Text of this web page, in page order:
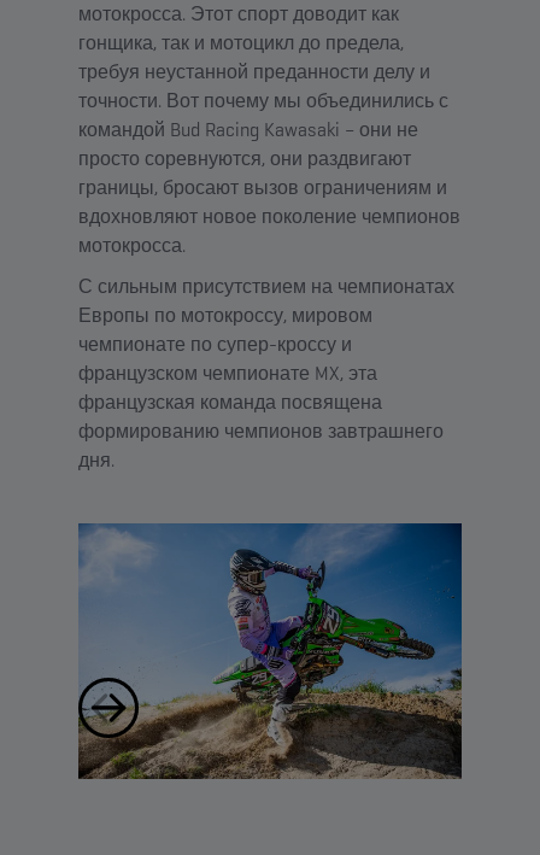
мотокросса. Этот спорт доводит как
гонщика, так и мотоцикл до предела,
требуя неустанной преданности делу и
точности. Вот почему мы объединились с
командой Bud Racing Kawasaki – они не
просто соревнуются, они раздвигают
границы, бросают вызов ограничениям и
вдохновляют новое поколение чемпионов
мотокросса.
С сильным присутствием на чемпионатах
Европы по мотокроссу, мировом
чемпионате по супер-кроссу и
французском чемпионате MX, эта
французская команда посвящена
формированию чемпионов завтрашнего
дня.